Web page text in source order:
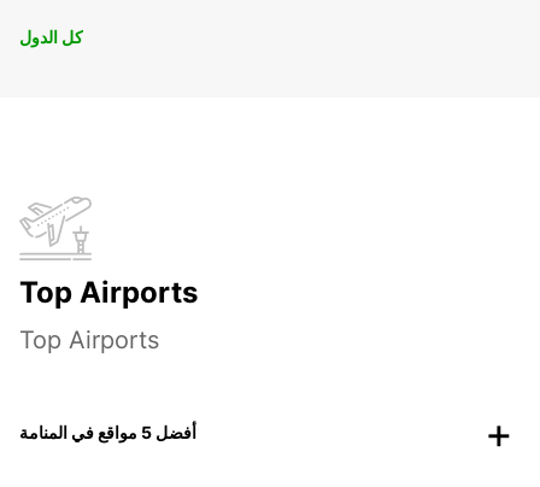
كل الدول
Top Airports
Top Airports
أفضل 5 مواقع في المنامة